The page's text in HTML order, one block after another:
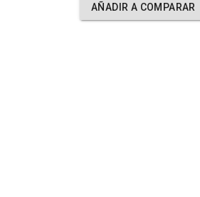
AÑADIR A COMPARAR